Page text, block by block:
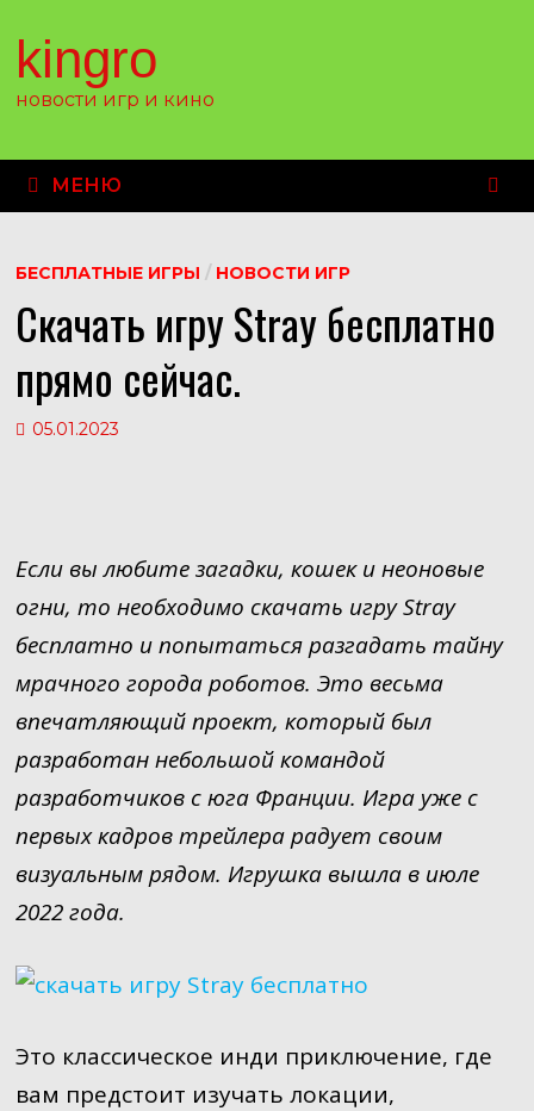
содержимому
kingro
новости игр и кино
МЕНЮ
БЕСПЛАТНЫЕ ИГРЫ / НОВОСТИ ИГР
Скачать игру Stray бесплатно
прямо сейчас.
05.01.2023
Если вы любите загадки, кошек и неоновые
огни, то необходимо скачать игру Stray
бесплатно и попытаться разгадать тайну
мрачного города роботов. Это весьма
впечатляющий проект, который был
разработан небольшой командой
разработчиков с юга Франции. Игра уже с
первых кадров трейлера радует своим
визуальным рядом. Игрушка вышла в июле
2022 года.
Это классическое инди приключение, где
вам предстоит изучать локации,